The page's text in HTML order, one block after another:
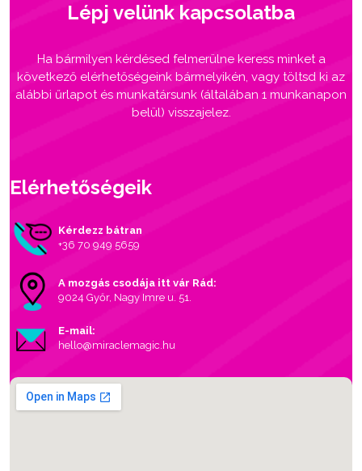
Lépj velünk kapcsolatba
Ha bármilyen kérdésed felmerülne keress minket a
következő elérhetőségeink bármelyikén, vagy töltsd ki az
alábbi űrlapot és munkatársunk (általában 1 munkanapon
belül) visszajelez.
Elérhetőségeik
Kérdezz bátran
+36 70 949 5659
A mozgás csodája itt vár Rád:
9024 Győr, Nagy Imre u. 51.
E-mail:
hello@miraclemagic.hu